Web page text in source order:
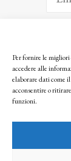
Per fornire le
accedere alle
elaborare dati come
acconsentire o
funzioni.
Facendo clic per
seguendo la nostra
© 2025 Istituto
l’autorizzazione